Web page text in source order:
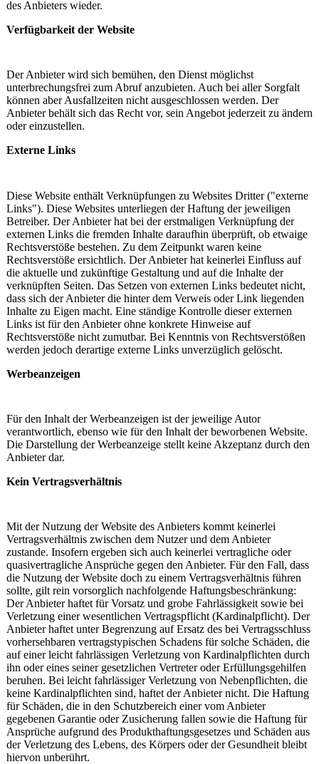
des Anbieters wieder.
Verfügbarkeit der Website
Der Anbieter wird sich bemühen, den Dienst möglichst
unterbrechungsfrei zum Abruf anzubieten. Auch bei aller Sorgfalt
können aber Ausfallzeiten nicht ausgeschlossen werden. Der
Anbieter behält sich das Recht vor, sein Angebot jederzeit zu ändern
oder einzustellen.
Externe Links
Diese Website enthält Verknüpfungen zu Websites Dritter ("externe
Links"). Diese Websites unterliegen der Haftung der jeweiligen
Betreiber. Der Anbieter hat bei der erstmaligen Verknüpfung der
externen Links die fremden Inhalte daraufhin überprüft, ob etwaige
Rechtsverstöße bestehen. Zu dem Zeitpunkt waren keine
Rechtsverstöße ersichtlich. Der Anbieter hat keinerlei Einfluss auf
die aktuelle und zukünftige Gestaltung und auf die Inhalte der
verknüpften Seiten. Das Setzen von externen Links bedeutet nicht,
dass sich der Anbieter die hinter dem Verweis oder Link liegenden
Inhalte zu Eigen macht. Eine ständige Kontrolle dieser externen
Links ist für den Anbieter ohne konkrete Hinweise auf
Rechtsverstöße nicht zumutbar. Bei Kenntnis von Rechtsverstößen
werden jedoch derartige externe Links unverzüglich gelöscht.
Werbeanzeigen
Für den Inhalt der Werbeanzeigen ist der jeweilige Autor
verantwortlich, ebenso wie für den Inhalt der beworbenen Website.
Die Darstellung der Werbeanzeige stellt keine Akzeptanz durch den
Anbieter dar.
Kein Vertragsverhältnis
Mit der Nutzung der Website des Anbieters kommt keinerlei
Vertragsverhältnis zwischen dem Nutzer und dem Anbieter
zustande. Insofern ergeben sich auch keinerlei vertragliche oder
quasivertragliche Ansprüche gegen den Anbieter. Für den Fall, dass
die Nutzung der Website doch zu einem Vertragsverhältnis führen
sollte, gilt rein vorsorglich nachfolgende Haftungsbeschränkung:
Der Anbieter haftet für Vorsatz und grobe Fahrlässigkeit sowie bei
Verletzung einer wesentlichen Vertragspflicht (Kardinalpflicht). Der
Anbieter haftet unter Begrenzung auf Ersatz des bei Vertragsschluss
vorhersehbaren vertragstypischen Schadens für solche Schäden, die
auf einer leicht fahrlässigen Verletzung von Kardinalpflichten durch
ihn oder eines seiner gesetzlichen Vertreter oder Erfüllungsgehilfen
beruhen. Bei leicht fahrlässiger Verletzung von Nebenpflichten, die
keine Kardinalpflichten sind, haftet der Anbieter nicht. Die Haftung
für Schäden, die in den Schutzbereich einer vom Anbieter
gegebenen Garantie oder Zusicherung fallen sowie die Haftung für
Ansprüche aufgrund des Produkthaftungsgesetzes und Schäden aus
der Verletzung des Lebens, des Körpers oder der Gesundheit bleibt
hiervon unberührt.